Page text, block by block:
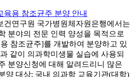
육용 참조균주 분양 안내
건연구원 국가병원체자원은행에서는
분야의 전문 인력 양성을 목적으로
참조균주]를 개발하여 분양하고 있
같이 의과학미생물 실습에 사용되
분양신청에 대해 알려드리니 많은
양 대상: 국내 의과학 교육기관(대학)